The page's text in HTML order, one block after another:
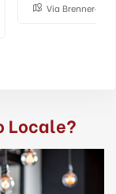
Via Brennero,
Locale?